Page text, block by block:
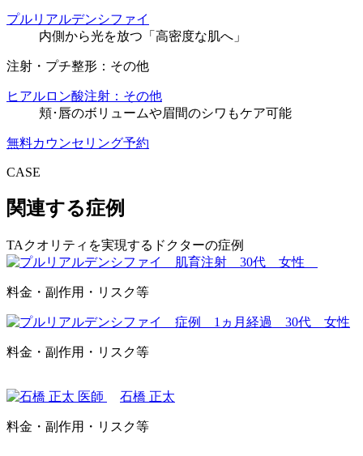
プルリアルデンシファイ
内側から光を放つ「高密度な肌へ」
注射・プチ整形：その他
ヒアルロン酸注射：その他
頬･唇のボリュームや眉間のシワもケア可能
無料カウンセリング予約
CASE
関連する症例
TAクオリティを実現するドクターの症例
料金・副作用・リスク等
料金・副作用・リスク等
石橋 正太
料金・副作用・リスク等